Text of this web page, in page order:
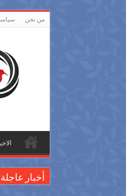
من نحن
أخبار عاجلة